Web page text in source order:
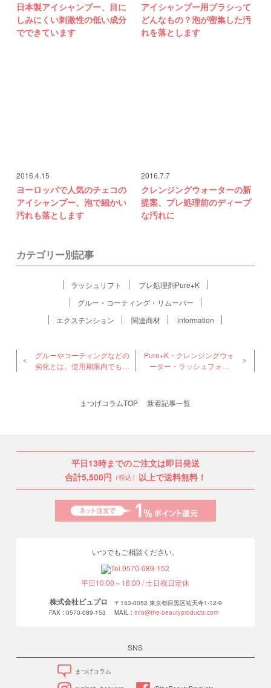
日本製アイシャンプー、目に
しみにくい刺激性の低い成分
でできています
アイシャンプー用ブラシって
どんなもの？泡が密集した汚
れを落とします
2016.4.15
ヨーロッパで人気のチェコの
アイシャンプー、泡で細かい
汚れも落とします
2016.7.7
クレンジングウォーターの新
提案、プレ処理前のディープ
な汚れに
カテゴリー別記事
ラッシュリフト
プレ処理剤Pure+K
グルー・コーティング・リムーバー
エクステンション
関連商材 information
グルーやコーティングなどの
劣化とは。使用期限内でも劣
Pure+K・クレンジングウォ
ーター・ラッシュフォー
まつげコラムTOP 新着記事一覧
平日13時までのご注文は即日発送
合計5,500円 （税込） 以上で送料無料！
いつでもご相談ください。
平日10:00～16:00 / 土日祝日定休
株式会社ビュプロ
〒153-0052 東京都目黒区祐天寺1-12-9
FAX : 0570-089-153
MAIL : info@the-beautyproducts.com
SNS
まつげコラム